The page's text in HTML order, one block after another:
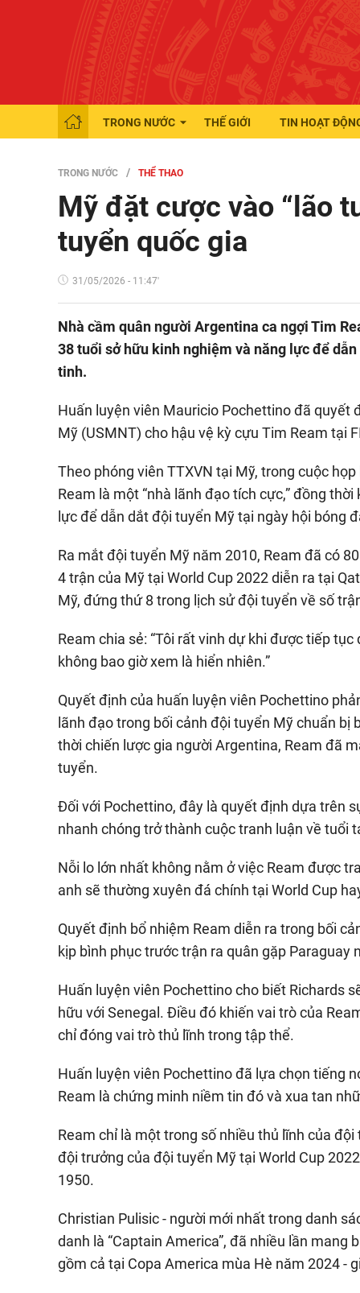
TRONG NƯỚC THẾ GIỚI TIN HOẠT
TRONG NƯỚC THỂ THAO
Mỹ đặt cược vào “lão
tuyển quốc gia
31/05/2026 - 11:47'
Nhà cầm quân người Argentina ca ngợi Tim
38 tuổi sở hữu kinh nghiệm và năng lực để
tinh.
Huấn luyện viên Mauricio Pochettino đã
Mỹ (USMNT) cho hậu vệ kỳ cựu Tim Ream tại
Theo phóng viên TTXVN tại Mỹ, trong cuộc
Ream là một “nhà lãnh đạo tích cực,” đồng
lực để dẫn dắt đội tuyển Mỹ tại ngày hội bóng
Ra mắt đội tuyển Mỹ năm 2010, Ream đã có
4 trận của Mỹ tại World Cup 2022 diễn ra tại
Mỹ, đứng thứ 8 trong lịch sử đội tuyển về số
Ream chia sẻ: “Tôi rất vinh dự khi được tiếp
không bao giờ xem là hiển nhiên.”
Quyết định của huấn luyện viên Pochettino
lãnh đạo trong bối cảnh đội tuyển Mỹ chuẩn
thời chiến lược gia người Argentina, Ream đã
tuyển.
Đối với Pochettino, đây là quyết định dựa trên
nhanh chóng trở thành cuộc tranh luận về tuổi
Nỗi lo lớn nhất không nằm ở việc Ream được
anh sẽ thường xuyên đá chính tại World Cup
Quyết định bổ nhiệm Ream diễn ra trong bối
kịp bình phục trước trận ra quân gặp
Huấn luyện viên Pochettino cho biết Richards
hữu với Senegal. Điều đó khiến vai trò của
chỉ đóng vai trò thủ lĩnh trong tập thể.
Huấn luyện viên Pochettino đã lựa chọn tiếng
Ream là chứng minh niềm tin đó và xua tan
Ream chỉ là một trong số nhiều thủ lĩnh của
đội trưởng của đội tuyển Mỹ tại World Cup
1950.
Christian Pulisic - người mới nhất trong danh
danh là “Captain America”, đã nhiều lần
gồm cả tại Copa America mùa Hè năm 2024 -